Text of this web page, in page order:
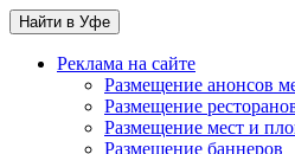
Найти в Уфе
Реклама на сайте
Размещение анонсов
Размещение
Размещение мест и
Размещение баннеров